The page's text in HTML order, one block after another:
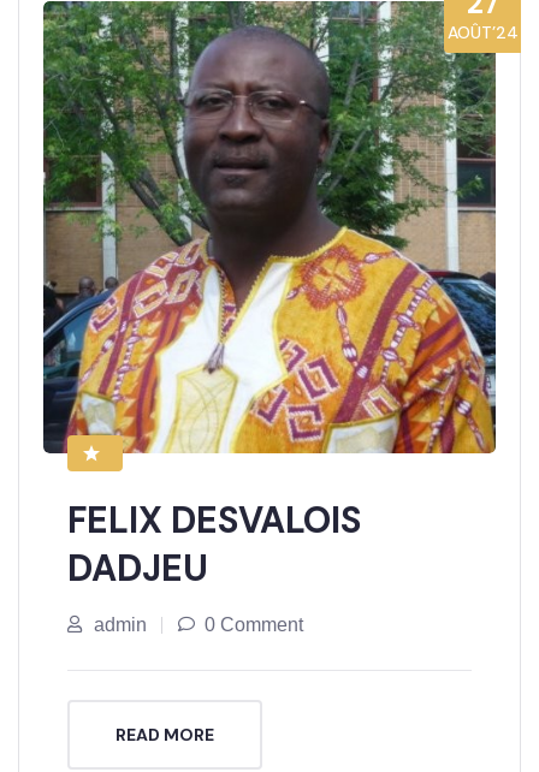
AOÛT’24
FELIX DESVALOIS
DADJEU
admin 0 Comment
READ MORE